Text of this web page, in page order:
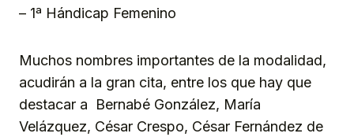
– 1ª Hándicap Femenino
Muchos nombres importantes de la modalidad,
acudirán a la gran cita, entre los que hay que
destacar a Bernabé González, María
Velázquez, César Crespo, César Fernández de